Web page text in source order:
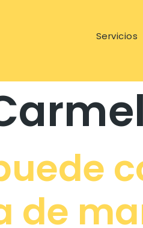
Servicios
de